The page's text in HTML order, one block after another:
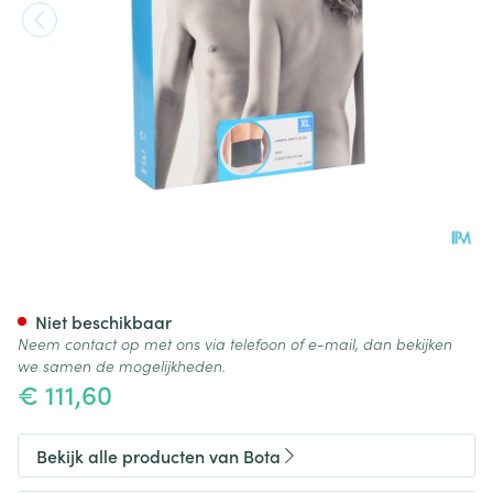
€ 111,60
Niet beschikbaar
Neem contact op met ons via telefoon of e-mail, dan bekijken
we samen de mogelijkheden.
Bekijk alle producten van Bota